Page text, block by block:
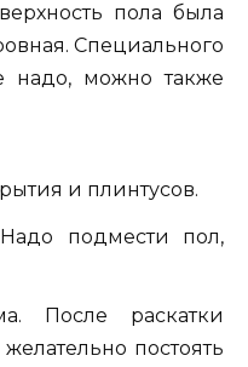
пола была
Специального
надо, можно также
и плинтусов.
подмести пол,
После раскатки
постоять